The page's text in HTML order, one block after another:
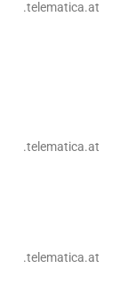
.telematica.at
.telematica.at
.telematica.at